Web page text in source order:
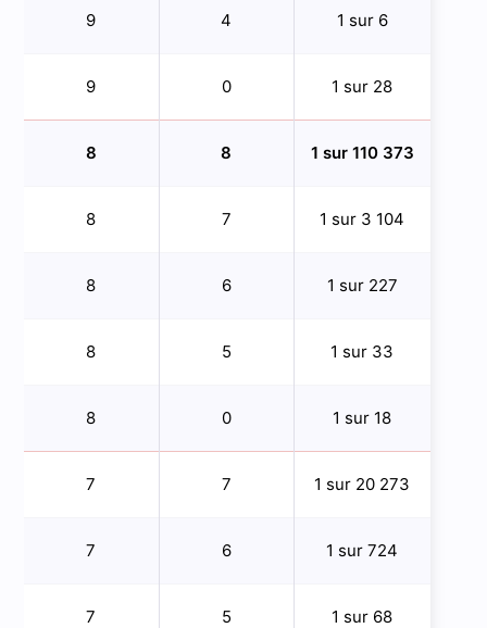
9 4 1 sur 6
9 0 1 sur 28
8 8 1 sur 110 373
8 7 1 sur 3 104
8 6 1 sur 227
8 5 1 sur 33
8 0 1 sur 18
7 7 1 sur 20 273
7 6 1 sur 724
7 5 1 sur 68